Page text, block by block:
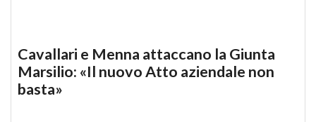
Cavallari e Menna attaccano la Giunta
Marsilio: «Il nuovo Atto aziendale non
basta»